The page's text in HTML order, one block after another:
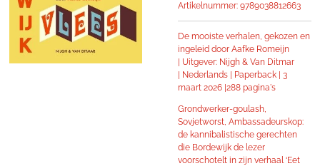
Artikelnummer: 9789038812663
De mooiste verhalen, gekozen en
ingeleid door Aafke Romeijn
Uitgever: Nijgh & Van Ditmar
Nederlands | Paperback | 3
maart 2026 | 288 pagina's
Grondwerker-goulash,
Sovjetworst, Ambassadeurskop:
de kannibalistische gerechten
die Bordewijk de lezer
voorschotelt in zijn verhaal ‘Eet